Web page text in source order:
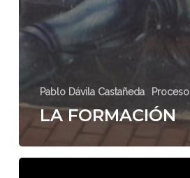
Pablo Dávila Castañeda
LA FORMACIÓN
EL